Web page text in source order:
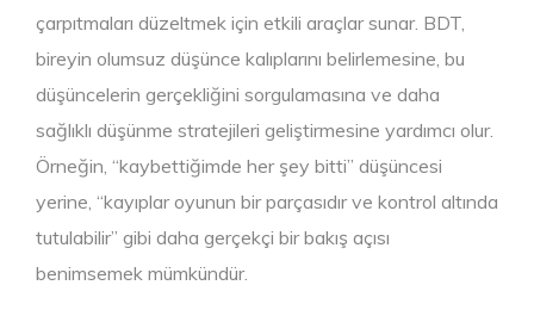
çarpıtmaları düzeltmek için etkili araçlar sunar. BDT,
bireyin olumsuz düşünce kalıplarını belirlemesine, bu
düşüncelerin gerçekliğini sorgulamasına ve daha
sağlıklı düşünme stratejileri geliştirmesine yardımcı olur.
Örneğin, “kaybettiğimde her şey bitti” düşüncesi
yerine, “kayıplar oyunun bir parçasıdır ve kontrol altında
tutulabilir” gibi daha gerçekçi bir bakış açısı
benimsemek mümkündür.